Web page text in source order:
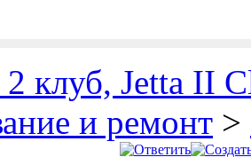
клуб, Jetta II
и ремонт >